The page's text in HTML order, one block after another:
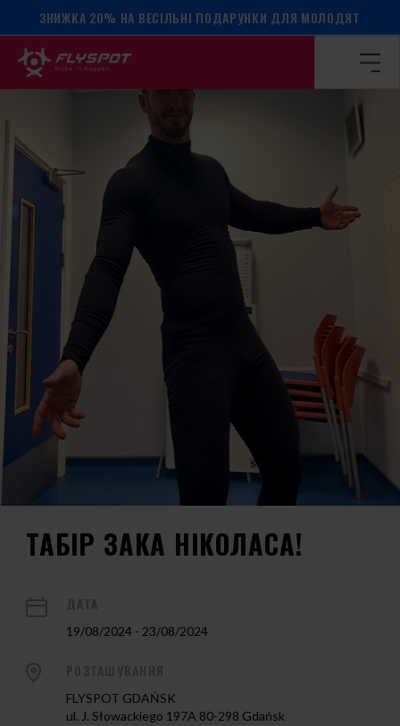
ЗНИЖКА 20% НА ВЕСІЛЬНІ ПОДАРУНКИ ДЛЯ МОЛОДЯТ
Головна сторінка / Календар подій / Табір Зака Ніколаса!
ТАБІР ЗАКА НІКОЛАСА!
19/08/2024 - 23/08/2024
FLYSPOT GDAŃSK
ul. J. Słowackiego 197A 80-298 Gdańsk